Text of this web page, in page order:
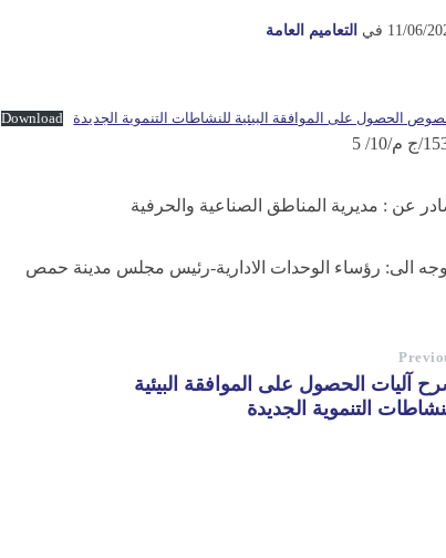
11/06/ في التعاميم العامة
الحصول على الموافقة البيئية للنشاطات التنموية الجديدة Download
م/10/ 5
عن : مديرية المناطق الصناعية والحرفية
الى: رؤساء الوحدات الادارية-رئيس مجلس مدينة حمص
آليات الحصول على الموافقة البيئية
التنموية الجديدة